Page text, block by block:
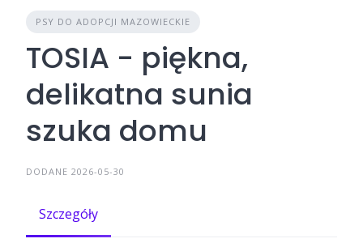
PSY DO ADOPCJI MAZOWIECKIE
TOSIA - piękna,
delikatna sunia
szuka domu
DODANE 2026-05-30
Szczegóły